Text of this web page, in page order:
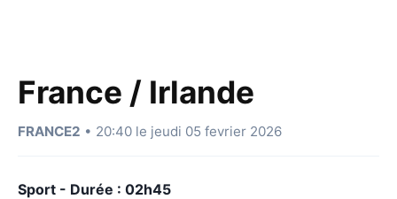
France / Irlande
FRANCE2 • 20:40 le jeudi 05 fevrier 2026
Sport - Durée : 02h45